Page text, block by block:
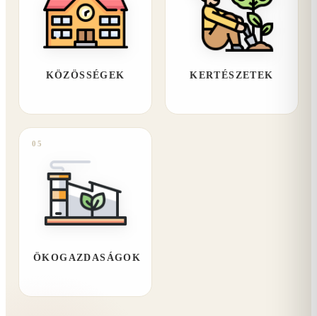
KÖZÖSSÉGEK KERTÉSZETEK
05
ÖKOGAZDASÁGOK